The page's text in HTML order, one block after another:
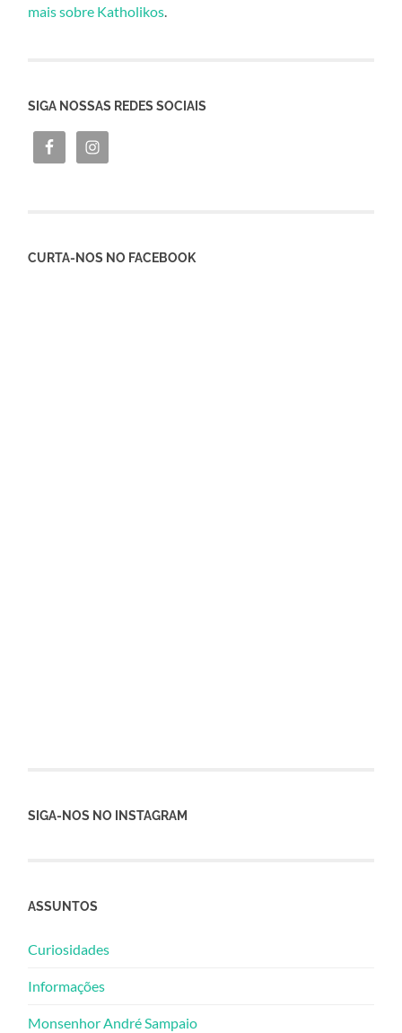
mais sobre Katholikos.
SIGA NOSSAS REDES SOCIAIS
CURTA-NOS NO FACEBOOK
SIGA-NOS NO INSTAGRAM
ASSUNTOS
Curiosidades
Informações
Monsenhor André Sampaio